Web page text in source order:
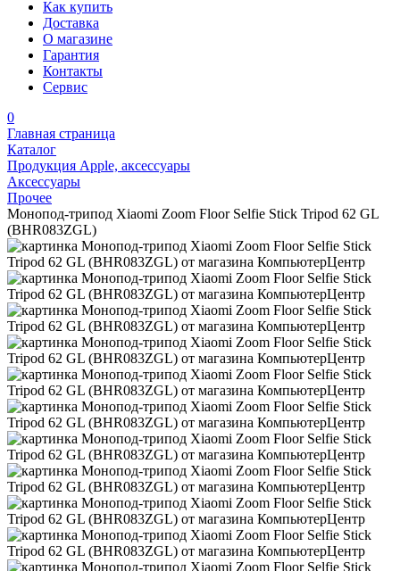
Как купить
Доставка
О магазине
Гарантия
Контакты
Сервис
0
Главная страница
Каталог
Продукция Apple, аксессуары
Аксессуары
Прочее
Монопод-трипод Xiaomi Zoom Floor Selfie Stick Tripod 62 GL
(BHR083ZGL)